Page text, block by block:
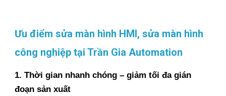
Ưu điểm sửa màn hình HMI, sửa màn hình
công nghiệp tại Trần Gia Automation
1. Thời gian nhanh chóng – giảm tối đa gián
đoạn sản xuất